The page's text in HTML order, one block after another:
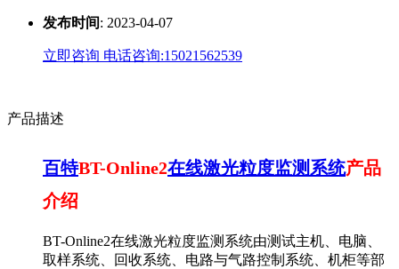
发布时间 : 2023-04-07
立即咨询 电话咨询:15021562539
产品描述
百特BT-Online2在线激光粒度监测系统产品
介绍
BT-Online2在线激光粒度监测系统由测试主机、电脑、
取样系统、回收系统、电路与气路控制系统、机柜等部